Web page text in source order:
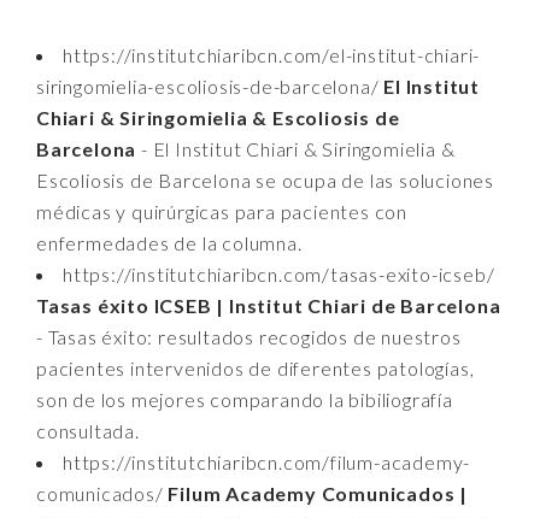
https://institutchiaribcn.com/el-institut-chiari-
siringomielia-escoliosis-de-barcelona/ El Institut
Chiari & Siringomielia & Escoliosis de
Barcelona - El Institut Chiari & Siringomielia &
Escoliosis de Barcelona se ocupa de las soluciones
médicas y quirúrgicas para pacientes con
enfermedades de la columna.
https://institutchiaribcn.com/tasas-exito-icseb/
Tasas éxito ICSEB | Institut Chiari de Barcelona
- Tasas éxito: resultados recogidos de nuestros
pacientes intervenidos de diferentes patologías,
son de los mejores comparando la bibiliografía
consultada.
https://institutchiaribcn.com/filum-academy-
comunicados/ Filum Academy Comunicados |